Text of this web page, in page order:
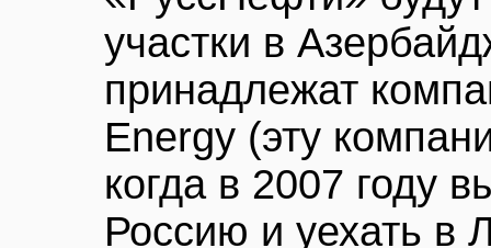
участки в
принадлежат
Energy (эту
когда в 2007 году
Россию и уехать в